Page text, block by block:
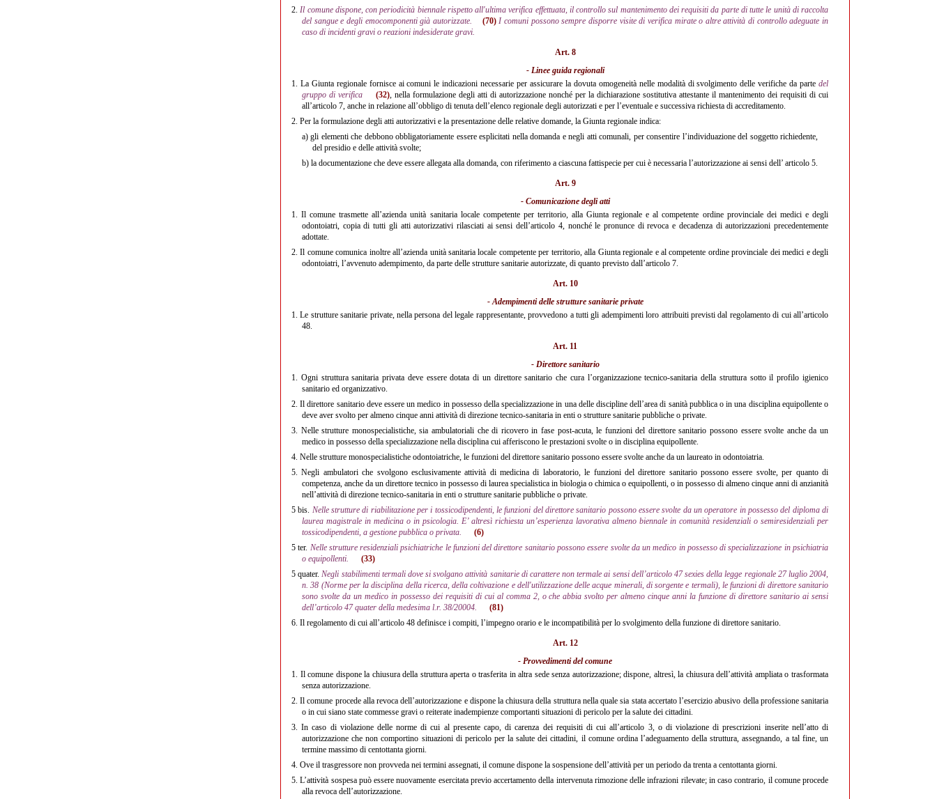
2. Il comune dispone, con periodicità biennale rispetto all'ultima verifica effettuata, il controllo sul mantenimento dei requisiti da parte di tutte le unità di raccolta
del sangue e degli emocomponenti già autorizzate.
(70)I comuni possono sempre disporre visite di verifica mirate o altre attività di controllo adeguate in
caso di incidenti gravi o reazioni indesiderate gravi.
Art. 8
- Linee guida regionali
1. La Giunta regionale fornisce ai comuni le indicazioni necessarie per assicurare la dovuta omogeneità nelle modalità di svolgimento delle verifiche da parte del
gruppo di verifica
(32), nella formulazione degli atti di autorizzazione nonché per la dichiarazione sostitutiva attestante il mantenimento dei requisiti di cui
all’articolo 7, anche in relazione all’obbligo di tenuta dell’elenco regionale degli autorizzati e per l’eventuale e successiva richiesta di accreditamento.
2. Per la formulazione degli atti autorizzativi e la presentazione delle relative domande, la Giunta regionale indica:
a) gli elementi che debbono obbligatoriamente essere esplicitati nella domanda e negli atti comunali, per consentire l’individuazione del soggetto richiedente,
del presidio e delle attività svolte;
b) la documentazione che deve essere allegata alla domanda, con riferimento a ciascuna fattispecie per cui è necessaria l’autorizzazione ai sensi dell’ articolo 5.
Art. 9
- Comunicazione degli atti
1. Il comune trasmette all’azienda unità sanitaria locale competente per territorio, alla Giunta regionale e al competente ordine provinciale dei medici e degli
odontoiatri, copia di tutti gli atti autorizzativi rilasciati ai sensi dell’articolo 4, nonché le pronunce di revoca e decadenza di autorizzazioni precedentemente
adottate.
2. Il comune comunica inoltre all’azienda unità sanitaria locale competente per territorio, alla Giunta regionale e al competente ordine provinciale dei medici e degli
odontoiatri, l’avvenuto adempimento, da parte delle strutture sanitarie autorizzate, di quanto previsto dall’articolo 7.
Art. 10
- Adempimenti delle strutture sanitarie private
1. Le strutture sanitarie private, nella persona del legale rappresentante, provvedono a tutti gli adempimenti loro attribuiti previsti dal regolamento di cui all’articolo
48.
Art. 11
- Direttore sanitario
1. Ogni struttura sanitaria privata deve essere dotata di un direttore sanitario che cura l’organizzazione tecnico-sanitaria della struttura sotto il profilo igienico
sanitario ed organizzativo.
2. Il direttore sanitario deve essere un medico in possesso della specializzazione in una delle discipline dell’area di sanità pubblica o in una disciplina equipollente o
deve aver svolto per almeno cinque anni attività di direzione tecnico-sanitaria in enti o strutture sanitarie pubbliche o private.
3. Nelle strutture monospecialistiche, sia ambulatoriali che di ricovero in fase post-acuta, le funzioni del direttore sanitario possono essere svolte anche da un
medico in possesso della specializzazione nella disciplina cui afferiscono le prestazioni svolte o in disciplina equipollente.
4. Nelle strutture monospecialistiche odontoiatriche, le funzioni del direttore sanitario possono essere svolte anche da un laureato in odontoiatria.
5. Negli ambulatori che svolgono esclusivamente attività di medicina di laboratorio, le funzioni del direttore sanitario possono essere svolte, per quanto di
competenza, anche da un direttore tecnico in possesso di laurea specialistica in biologia o chimica o equipollenti, o in possesso di almeno cinque anni di anzianità
nell’attività di direzione tecnico-sanitaria in enti o strutture sanitarie pubbliche o private.
5 bis. Nelle strutture di riabilitazione per i tossicodipendenti, le funzioni del direttore sanitario possono essere svolte da un operatore in possesso del diploma di
laurea magistrale in medicina o in psicologia. E’ altresì richiesta un’esperienza lavorativa almeno biennale in comunità residenziali o semiresidenziali per
tossicodipendenti, a gestione pubblica o privata.
(6)
5 ter. Nelle strutture residenziali psichiatriche le funzioni del direttore sanitario possono essere svolte da un medico in possesso di specializzazione in psichiatria
o equipollenti.
(33)
5 quater. Negli stabilimenti termali dove si svolgano attività sanitarie di carattere non termale ai sensi dell’articolo 47 sexies della legge regionale 27 luglio 2004,
n. 38 (Norme per la disciplina della ricerca, della coltivazione e dell'utilizzazione delle acque minerali, di sorgente e termali), le funzioni di direttore sanitario
sono svolte da un medico in possesso dei requisiti di cui al comma 2, o che abbia svolto per almeno cinque anni la funzione di direttore sanitario ai sensi
dell’articolo 47 quater della medesima l.r. 38/20004.
(81)
6. Il regolamento di cui all’articolo 48 definisce i compiti, l’impegno orario e le incompatibilità per lo svolgimento della funzione di direttore sanitario.
Art. 12
- Provvedimenti del comune
1. Il comune dispone la chiusura della struttura aperta o trasferita in altra sede senza autorizzazione; dispone, altresì, la chiusura dell’attività ampliata o trasformata
senza autorizzazione.
2. Il comune procede alla revoca dell’autorizzazione e dispone la chiusura della struttura nella quale sia stata accertato l’esercizio abusivo della professione sanitaria
o in cui siano state commesse gravi o reiterate inadempienze comportanti situazioni di pericolo per la salute dei cittadini.
3. In caso di violazione delle norme di cui al presente capo, di carenza dei requisiti di cui all’articolo 3, o di violazione di prescrizioni inserite nell’atto di
autorizzazione che non comportino situazioni di pericolo per la salute dei cittadini, il comune ordina l’adeguamento della struttura, assegnando, a tal fine, un
termine massimo di centottanta giorni.
4. Ove il trasgressore non provveda nei termini assegnati, il comune dispone la sospensione dell’attività per un periodo da trenta a centottanta giorni.
5. L’attività sospesa può essere nuovamente esercitata previo accertamento della intervenuta rimozione delle infrazioni rilevate; in caso contrario, il comune procede
alla revoca dell’autorizzazione.